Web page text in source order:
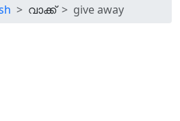
വാക്ക് give away